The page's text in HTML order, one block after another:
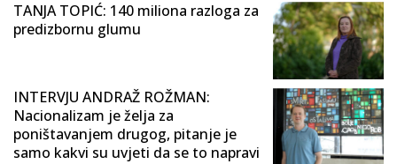
TANJA TOPIĆ: 140 miliona razloga za
predizbornu glumu
INTERVJU ANDRAŽ ROŽMAN:
Nacionalizam je želja za
poništavanjem drugog, pitanje je
samo kakvi su uvjeti da se to napravi